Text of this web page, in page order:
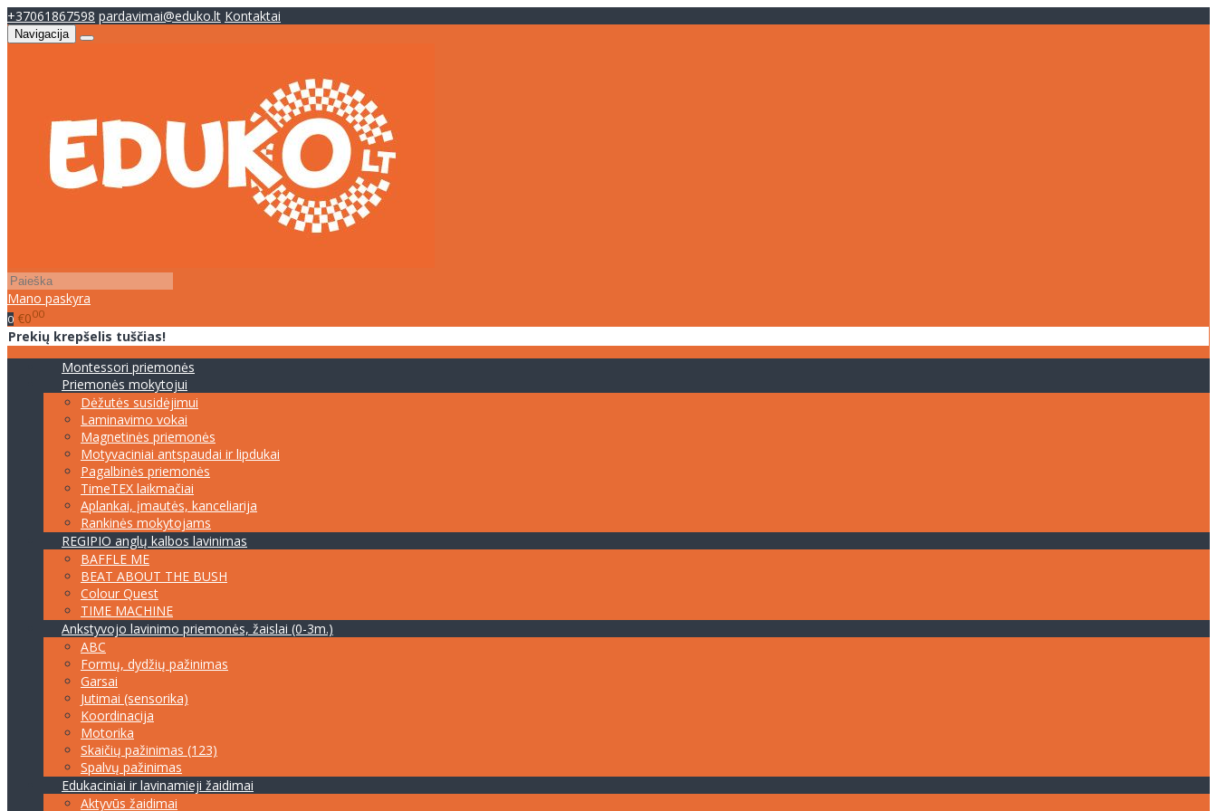
+37061867598 pardavimai@eduko.lt Kontaktai
Navigacija
Mano paskyra
0 €000
Prekių krepšelis tuščias!
Montessori priemonės
Priemonės mokytojui
Dėžutės susidėjimui
Laminavimo vokai
Magnetinės priemonės
Motyvaciniai antspaudai ir lipdukai
Pagalbinės priemonės
TimeTEX laikmačiai
Aplankai, įmautės, kanceliarija
Rankinės mokytojams
REGIPIO anglų kalbos lavinimas
BAFFLE ME
BEAT ABOUT THE BUSH
Colour Quest
TIME MACHINE
Ankstyvojo lavinimo priemonės, žaislai (0-3m.)
ABC
Formų, dydžių pažinimas
Garsai
Jutimai (sensorika)
Koordinacija
Motorika
Skaičių pažinimas (123)
Spalvų pažinimas
Edukaciniai ir lavinamieji žaidimai
Aktyvūs žaidimai